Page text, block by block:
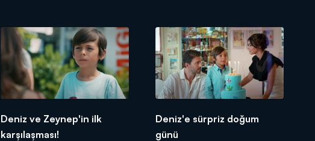
Deniz ve Zeynep'in ilk
karşılaşması!
Deniz'e sürpriz doğum
günü